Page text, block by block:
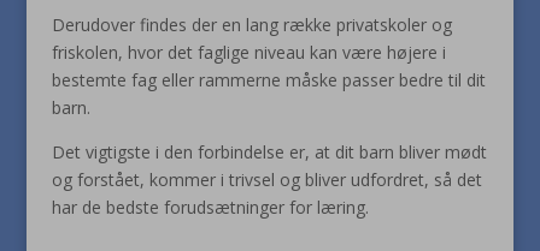
Derudover findes der en lang række privatskoler og
friskolen, hvor det faglige niveau kan være højere i
bestemte fag eller rammerne måske passer bedre til dit
barn.
Det vigtigste i den forbindelse er, at dit barn bliver mødt
og forstået, kommer i trivsel og bliver udfordret, så det
har de bedste forudsætninger for læring.